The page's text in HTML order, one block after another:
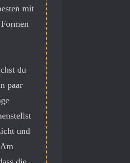
mit
du
paar
und